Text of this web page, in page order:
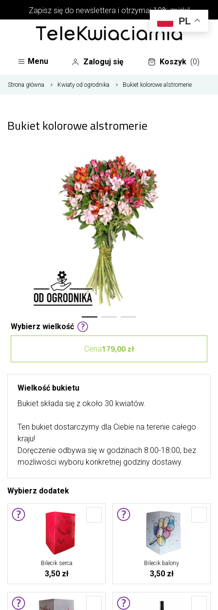
Zapisz się do newslettera i otrzymaj 10% zniżki!
Menu Zaloguj się Koszyk (0)
Strona główna Kwiaty od ogrodnika Bukiet kolorowe alstromerie
Bukiet kolorowe alstromerie
Wybierz wielkość
Cena179,00 zł
Wielkość bukietu
Bukiet składa się z około 30 kwiatów.
Ten bukiet dostarczymy dla Ciebie na terenie całego
kraju!
Doręczenie odbywa się w godzinach 8:00-18:00, bez
możliwości wyboru konkretnej godziny dostawy.
Wybierz dodatek
Bilecik serca
3,50 zł
Bilecik balony
3,50 zł
PL